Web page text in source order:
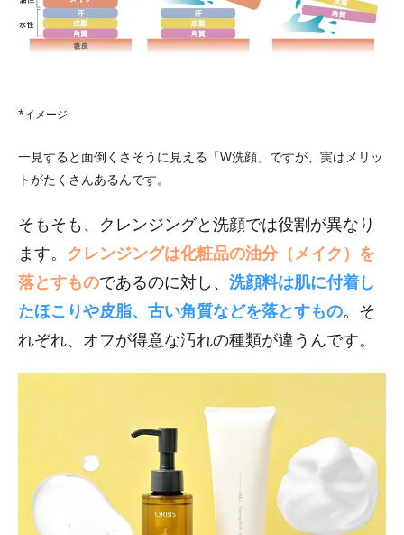
*イメージ
一見すると面倒くさそうに見える「W洗顔」ですが、実はメリッ
トがたくさんあるんです。
そもそも、クレンジングと洗顔では役割が異なり
ます。 クレンジングは化粧品の油分（メイク）を
落とすものであるのに対し、 洗顔料は肌に付着し
たほこりや皮脂、古い角質などを落とすもの。そ
れぞれ、オフが得意な汚れの種類が違うんです。